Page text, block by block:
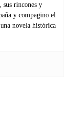
sus rincones y
y compagino el
novela histórica